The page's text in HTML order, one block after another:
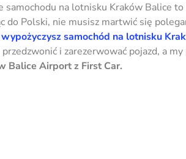
samochodu na lotnisku Kraków Balice
do Polski, nie musisz martwić się
wypożyczysz samochód na lotnisku
i zarezerwować pojazd, a
Balice Airport z First Car.